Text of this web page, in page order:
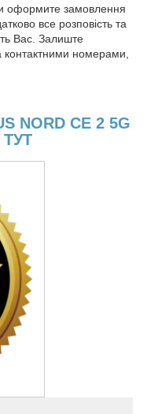
оформите замовлення
все розповість та
Вас. Залиште
контактними номерами,
NORD CE 2 5G